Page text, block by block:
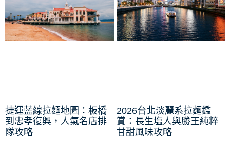
捷運藍線拉麵地圖：板橋
到忠孝復興，人氣名店排
隊攻略
2026台北淡麗系拉麵鑑
賞：長生塩人與勝王純粹
甘甜風味攻略